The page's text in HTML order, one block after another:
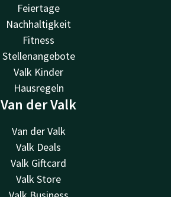
Feiertage
Nachhaltigkeit
Fitness
Stellenangebote
Valk Kinder
Hausregeln
Van der Valk
Van der Valk
Valk Deals
Valk Giftcard
Valk Store